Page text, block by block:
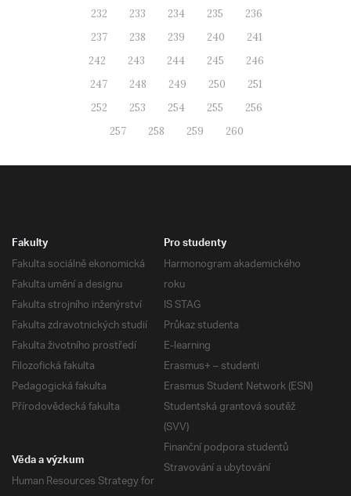
232
233 234 235
236
237
238 239 240
241
242
243 244 245
246
247
248 249 250
251
252
253 254 255
256
257
258 259 260
Fakulty
Fakulta sociálně ekonomická
Fakulta umění a designu
Fakulta strojního inženýrství
Fakulta zdravotnických studií
Fakulta životního prostředí
Filozofická fakulta
Pedagogická fakulta
Přírodovědecká fakulta
Pro studenty
Harmonogram akademického
roku
IS STAG
Průkaz studenta
E-learning
Erasmus+ – studenti
Erasmus Student Network (ESN)
Studentská grantová soutěž
(SVV)
Finanční podpora studentů
Stravování a ubytování
Věda a výzkum
Human Resources Strategy for